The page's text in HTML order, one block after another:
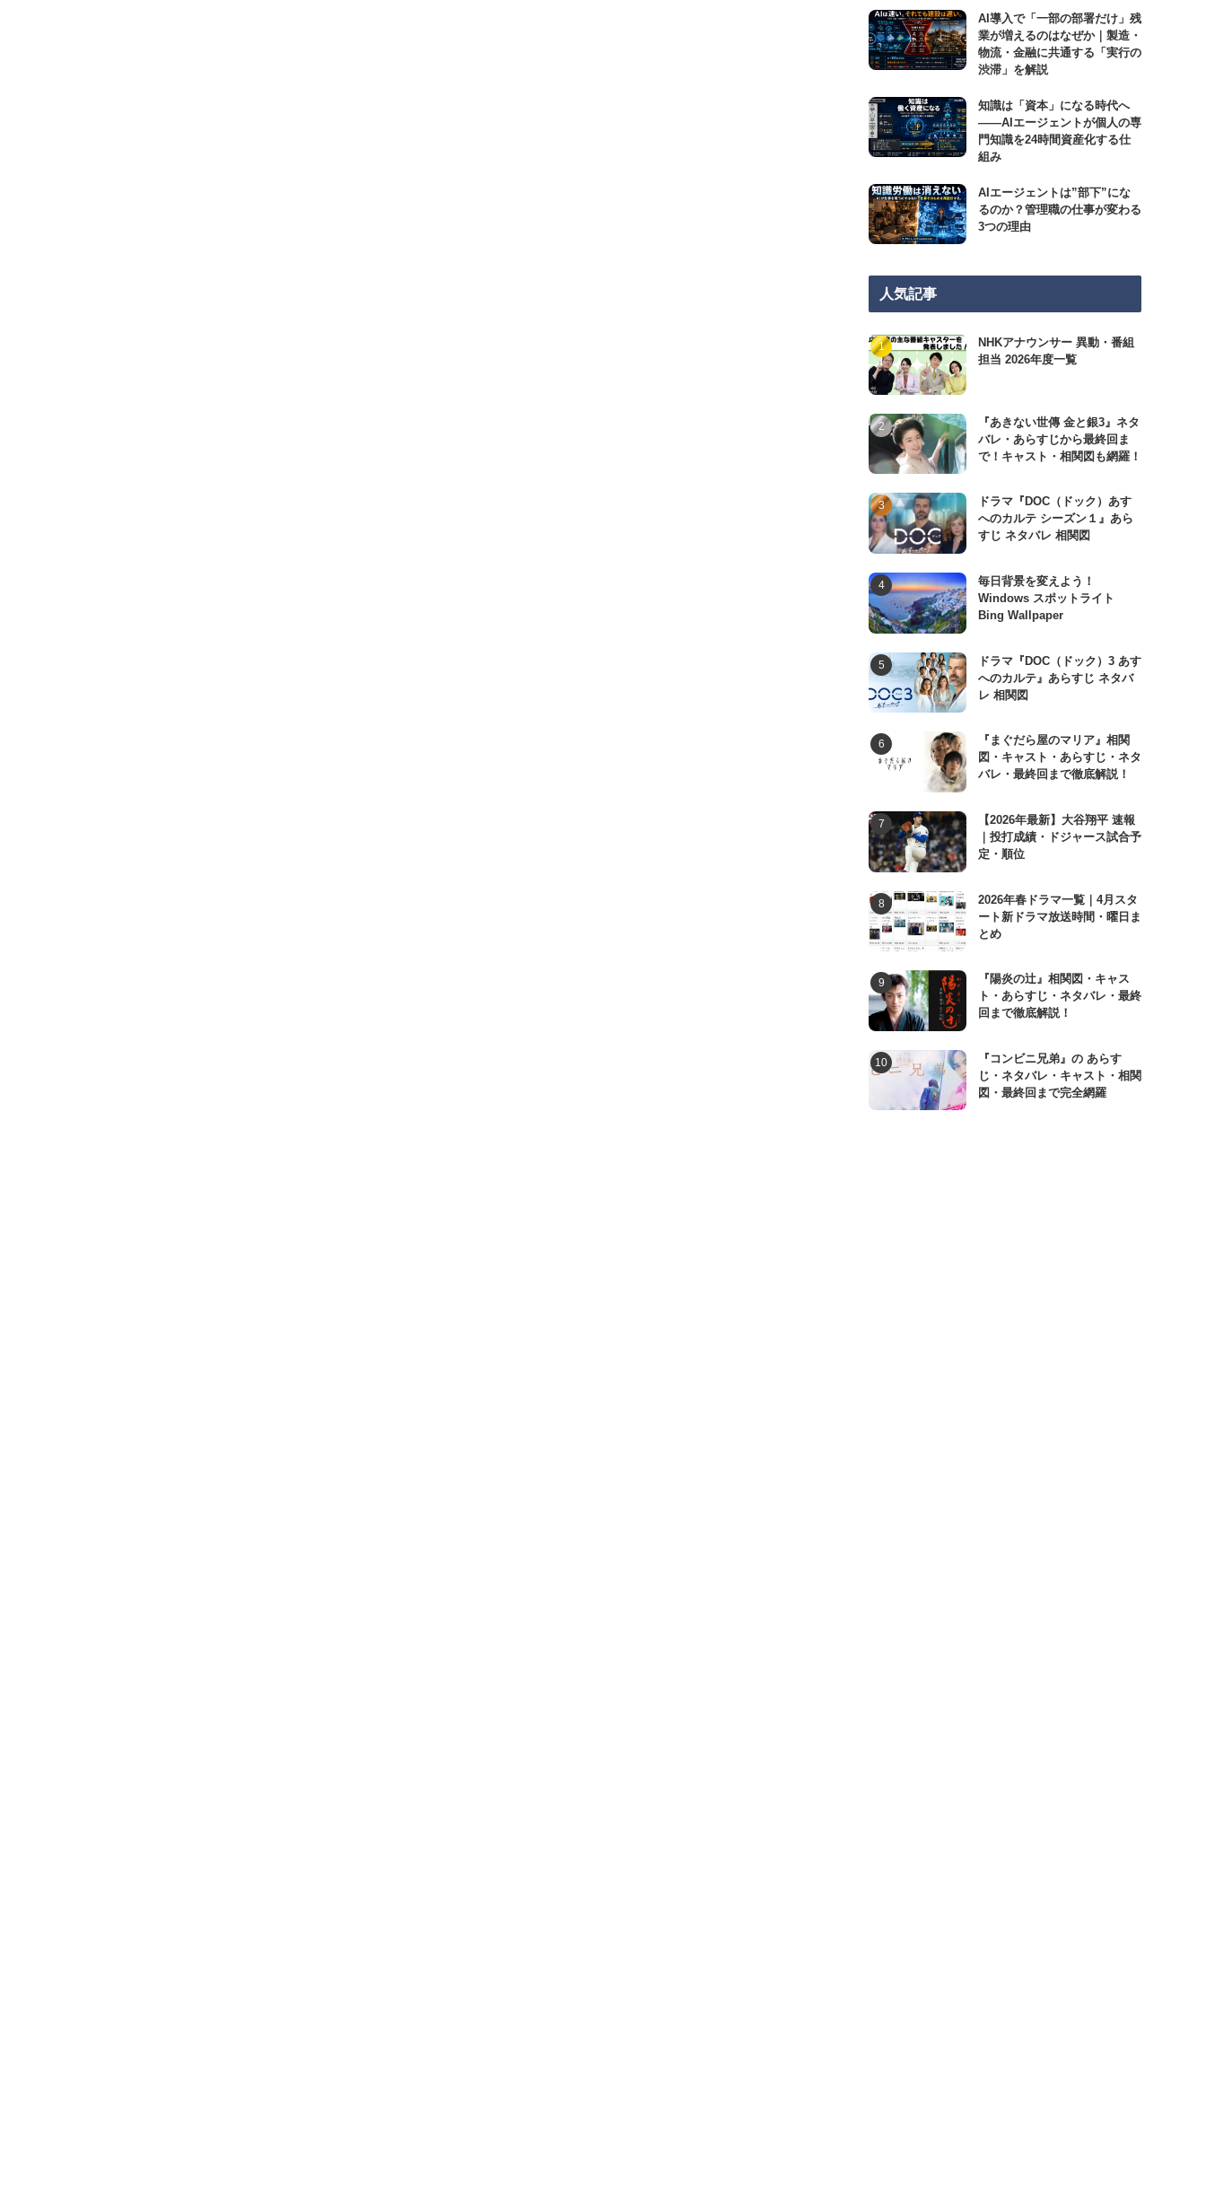
AI導入で「一部の部署だけ」残
業が増えるのはなぜか｜製造・
物流・金融に共通する「実行の
渋滞」を解説
知識は「資本」になる時代へ
——AIエージェントが個人の専
門知識を24時間資産化する仕
組み
AIエージェントは”部下”にな
るのか？管理職の仕事が変わる
3つの理由
人気記事
NHKアナウンサー 異動・番組
担当 2026年度一覧
『あきない世傳 金と銀3』ネタ
バレ・あらすじから最終回ま
で！キャスト・相関図も網羅！
ドラマ『DOC（ドック）あす
へのカルテ シーズン１』あら
すじ ネタバレ 相関図
毎日背景を変えよう！
Windows スポットライト
Bing Wallpaper
ドラマ『DOC（ドック）3 あす
へのカルテ』あらすじ ネタバ
レ 相関図
『まぐだら屋のマリア』相関
図・キャスト・あらすじ・ネタ
バレ・最終回まで徹底解説！
【2026年最新】大谷翔平 速報
｜投打成績・ドジャース試合予
定・順位
2026年春ドラマ一覧｜4月スタ
ート新ドラマ放送時間・曜日ま
とめ
『陽炎の辻』相関図・キャス
ト・あらすじ・ネタバレ・最終
回まで徹底解説！
『コンビニ兄弟』の あらす
じ・ネタバレ・キャスト・相関
図・最終回まで完全網羅